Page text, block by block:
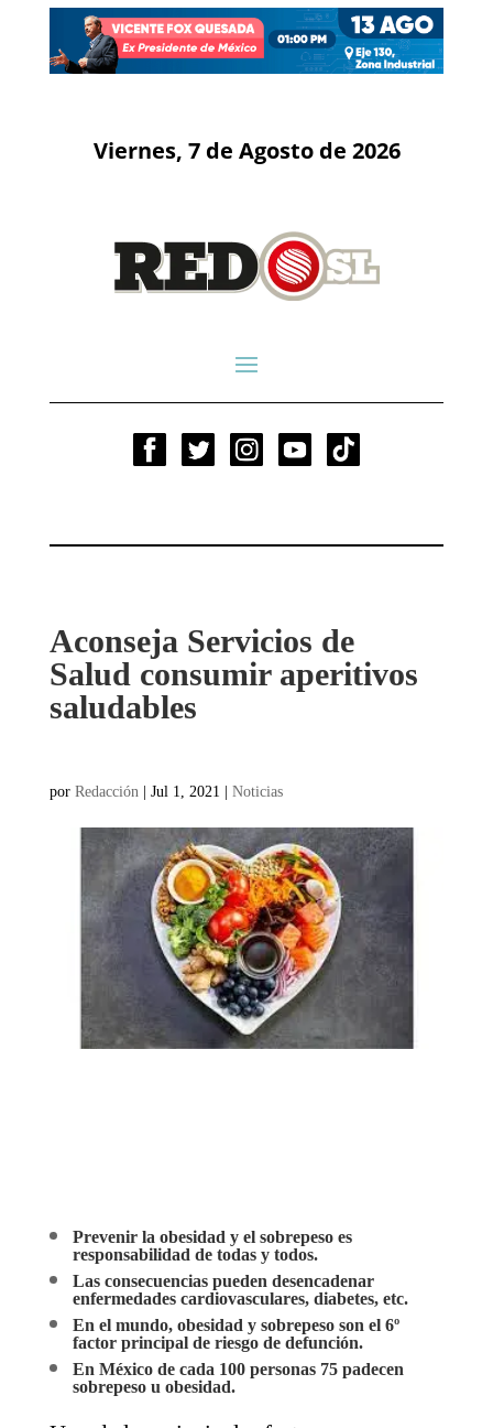
Viernes, 7 de Agosto de 2026
Aconseja Servicios de
Salud consumir aperitivos
saludables
por Redacción | Jul 1, 2021 | Noticias
Prevenir la obesidad y el sobrepeso es
responsabilidad de todas y todos.
Las consecuencias pueden desencadenar
enfermedades cardiovasculares, diabetes, etc.
En el mundo, obesidad y sobrepeso son el 6º
factor principal de riesgo de defunción.
En México de cada 100 personas 75 padecen
sobrepeso u obesidad.